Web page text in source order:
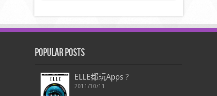
Popular Posts
ELLE都玩Apps ?
2011/10/11